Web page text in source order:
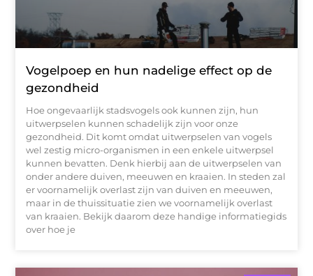
Vogelpoep en hun nadelige effect op de
gezondheid
Hoe ongevaarlijk stadsvogels ook kunnen zijn, hun
uitwerpselen kunnen schadelijk zijn voor onze
gezondheid. Dit komt omdat uitwerpselen van vogels
wel zestig micro-organismen in een enkele uitwerpsel
kunnen bevatten. Denk hierbij aan de uitwerpselen van
onder andere duiven, meeuwen en kraaien. In steden zal
er voornamelijk overlast zijn van duiven en meeuwen,
maar in de thuissituatie zien we voornamelijk overlast
van kraaien. Bekijk daarom deze handige informatiegids
over hoe je